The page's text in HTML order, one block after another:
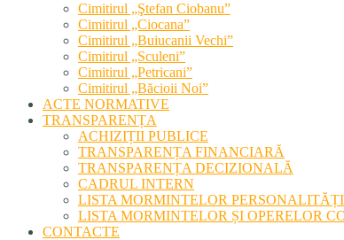
Cimitirul „Ştefan Ciobanu”
Cimitirul „Ciocana”
Cimitirul „Buiucanii Vechi”
Cimitirul „Sculeni”
Cimitirul „Petricani”
Cimitirul „Băcioii Noi”
ACTE NORMATIVE
TRANSPARENȚA
ACHIZIȚII PUBLICE
TRANSPARENȚA FINANCIARĂ
TRANSPARENȚA DECIZIONALĂ
CADRUL INTERN
LISTA MORMINTELOR
LISTA MORMINTELOR ȘI OPERELOR
CONTACTE